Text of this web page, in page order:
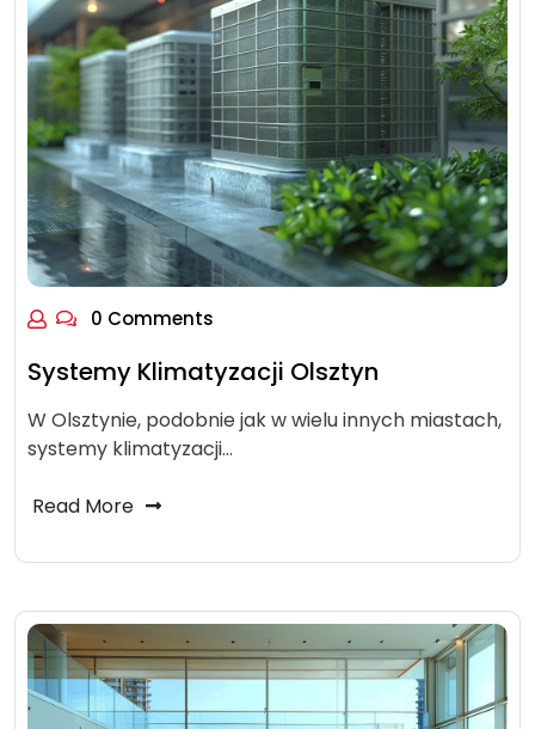
0 Comments
Systemy Klimatyzacji Olsztyn
W Olsztynie, podobnie jak w wielu innych miastach,
systemy klimatyzacji…
Read More